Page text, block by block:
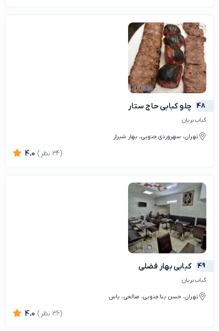
48 چلو کبابی حاج ستار
کباب بریان
تهران، سهروردی جنوبی، بهار شیراز
4.0 (34 نظر)
49 کبابی بهار فضلی
کباب بریان
تهران، حسن بنا جنوبی، صالحی، یاس
4.0 (36 نظر)